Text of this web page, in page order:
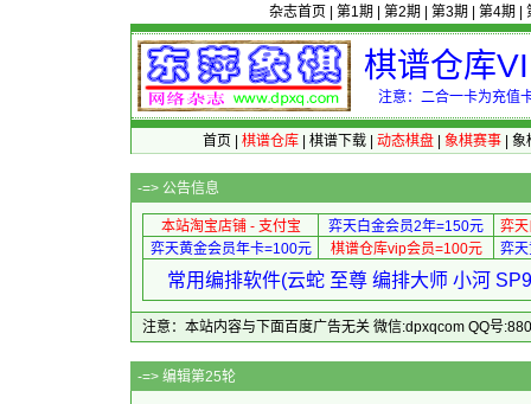
杂志首页 第1期 第2期 第3期 第4期
棋谱仓库
注意：二合一卡为充值
首页 棋谱仓库| 棋谱下载| 动态棋盘| 象棋赛事| 象
-=> 公告信息
本站淘宝店铺 - 支付宝 弈天白金会员2年=150元
弈
弈天黄金会员年卡=100元
棋谱仓库vip会员=100元 弈
常用编排软件(云蛇 至尊 编排大师 小河
注意：本站内容与下面百度广告无关 微信:dpxqcom QQ号
-=> 编辑